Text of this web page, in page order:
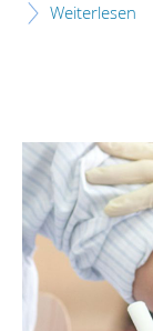
Weiterlesen